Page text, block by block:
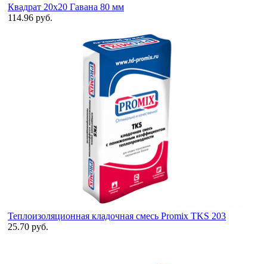
Квадрат 20х20 Гавана 80 мм
114.96 руб.
Теплоизоляционная кладочная смесь Promix TKS 203
25.70 руб.